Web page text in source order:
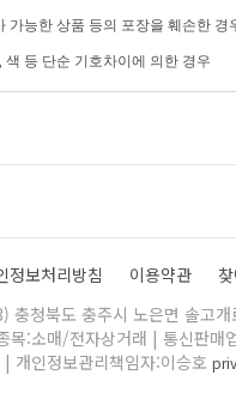
가능한 상품 등의 포장을 훼손한 경
색 등 단순 기호차이에 의한 경우
정보처리방침 이용약관
충청북도 충주시 노은면 솔고
:소매/전자상거래 | 통신판매
인정보관리책임자:이승호